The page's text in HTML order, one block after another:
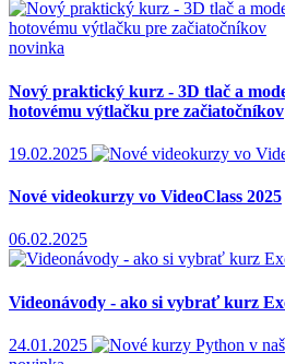
novinka
Nový praktický kurz - 3D tlač a
hotovému výtlačku pre začiatočníkov
19.02.2025
Nové videokurzy vo VideoClass 2025
06.02.2025
Videonávody - ako si vybrať kurz
24.01.2025